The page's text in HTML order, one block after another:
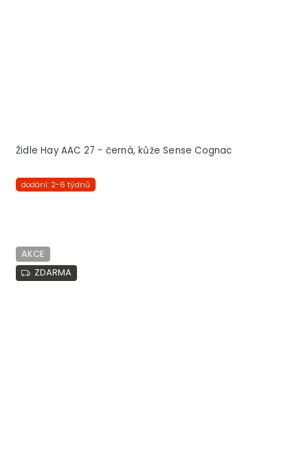
Židle Hay AAC 27 - černá, kůže Sense Cognac
dodání: 2-6 týdnů
AKCE
ZDARMA